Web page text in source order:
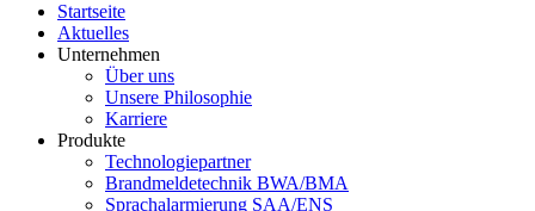
Startseite
Aktuelles
Unternehmen
Über uns
Unsere Philosophie
Karriere
Produkte
Technologiepartner
Brandmeldetechnik BWA/BMA
Sprachalarmierung SAA/ENS